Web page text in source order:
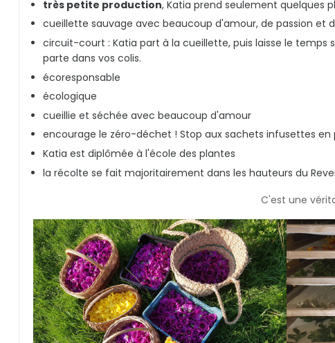
très petite production, Katia prend seulement quelques
cueillette sauvage avec beaucoup d'amour, de passion et
circuit-court : Katia part à la cueillette, puis laisse le temps
parte dans vos colis.
écoresponsable
écologique
cueillie et séchée avec beaucoup d'amour
encourage le zéro-déchet ! Stop aux sachets infusettes en
Katia est diplômée à l'école des plantes
la récolte se fait majoritairement dans les hauteurs du
C'est une